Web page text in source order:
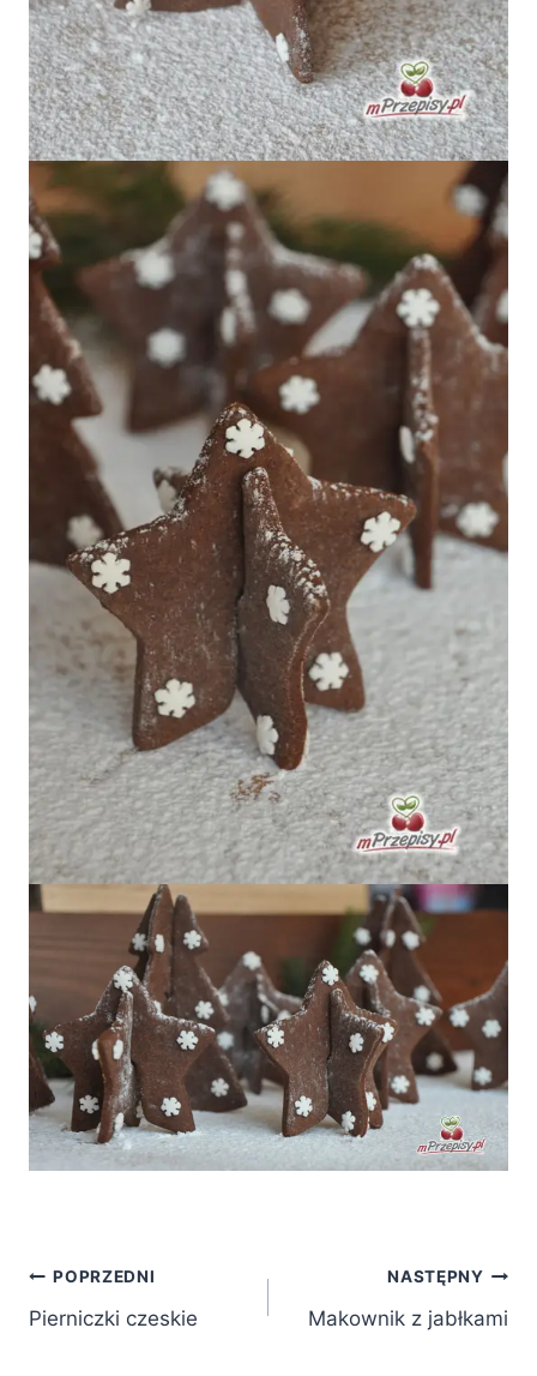
Nawigacja
wpisu
POPRZEDNI
Pierniczki czeskie
NASTĘPNY
Makownik z jabłkami